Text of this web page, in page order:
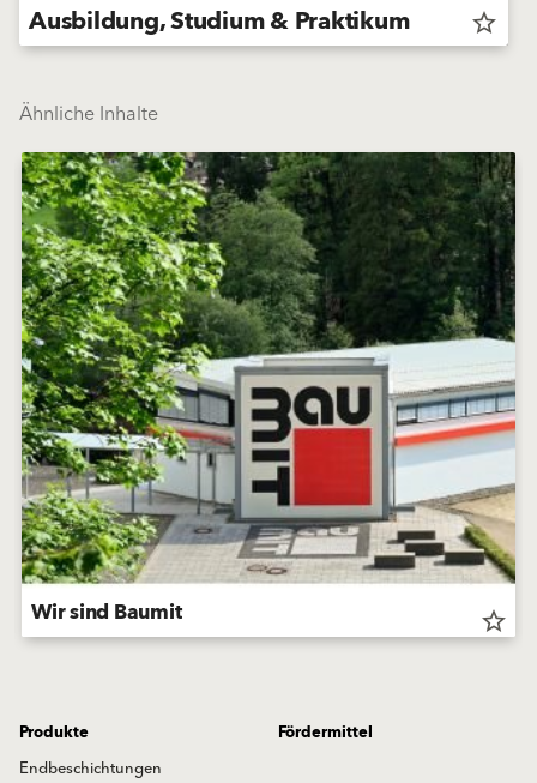
Ausbildung, Studium & Praktikum star_border
Ähnliche Inhalte
Wir sind Baumit star_border
Produkte
Endbeschichtungen
Fördermittel